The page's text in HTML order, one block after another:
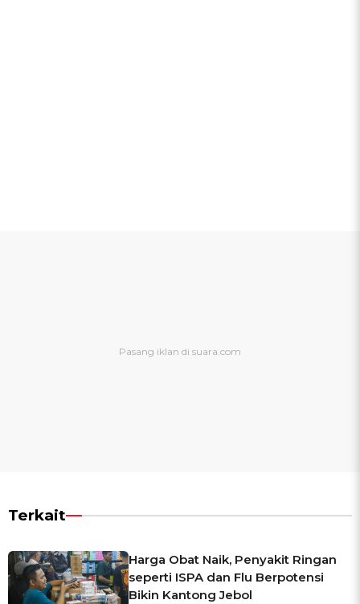
Terkait
Harga Obat Naik, Penyakit Ringan
seperti ISPA dan Flu Berpotensi
Bikin Kantong Jebol